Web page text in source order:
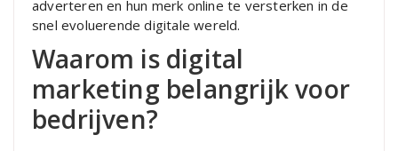
adverteren en hun merk online te versterken in de
snel evoluerende digitale wereld.
Waarom is digital
marketing belangrijk voor
bedrijven?